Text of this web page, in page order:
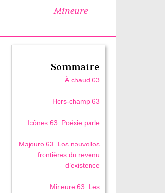
Mineure
Sommaire
À chaud 63
Hors-champ 63
Icônes 63. Poésie parle
Majeure 63. Les nouvelles
frontières du revenu
d’existence
Mineure 63. Les